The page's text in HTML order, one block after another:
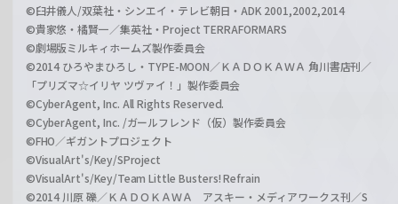
©臼井儀人/双葉社・シンエイ・テレビ朝日・ADK 2001,2002,2014
©貴家悠・橘賢一／集英社・Project TERRAFORMARS
©劇場版ミルキィホームズ製作委員会
©2014 ひろやまひろし・TYPE-MOON／ＫＡＤＯＫＡＷＡ 角川書店刊／
「プリズマ☆イリヤ ツヴァイ！」製作委員会
©CyberAgent, Inc. All Rights Reserved.
©CyberAgent, Inc. /ガールフレンド（仮）製作委員会
©FHO／ギガントプロジェクト
©VisualArt's/Key/SProject
©VisualArt's/Key/Team Little Busters! Refrain
©2014 川原 礫／ＫＡＤＯＫＡＷＡ アスキー・メディアワークス刊／S